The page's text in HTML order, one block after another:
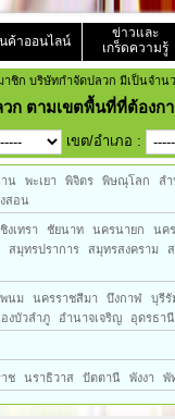
ค้าออนไลน์
ข่าวและ
เกร็ดความรู้
าชิก บริษัทกำจัดปลวก มีเป็นจำ
ก ตามเขตพื้นที่ที่ต้องก
เขต/อำเภอ :
น พะเยา พิจิตร พิษณุโลก
ลำ
สอน
งเทรา ชัยนาท นครนายก
นค
สมุทรปราการ สมุทรสงคราม
นม นครราชสีมา บึงกาฬ
บุรีรั
งบัวลำภู อำนาจเจริญ อุดรธานี
ช นราธิวาส ปัตตานี พังงา พั